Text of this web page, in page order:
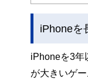
私
iPhoneを
iPhoneを3年
が大きいゲ